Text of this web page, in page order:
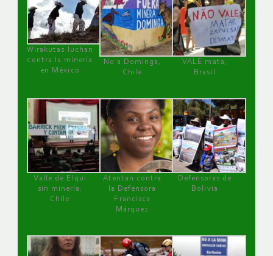
Wirakutas luchan
contra la minería
en México
No a Dominga,
Chile
VALE mata,
Brasil
Valle de Elqui
sin minería.
Chile
Atentan contra
la Defensora
Francisca
Márquez
Defensoras de
Bolivia